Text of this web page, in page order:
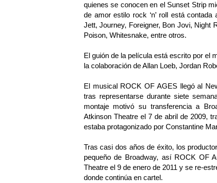
quienes se conocen en el Sunset Strip
de amor estilo rock ‘n’ roll está
Jett, Journey, Foreigner, Bon Jovi, Night
Poison, Whitesnake, entre otros.
El guión de la película está escrito por el
la colaboración de Allan Loeb, Jordan
El musical ROCK OF AGES llegó al
tras representarse durante siete
montaje motivó su transferencia a
Atkinson Theatre el 7 de abril de 2009,
estaba protagonizado por Constantine
Tras casi dos años de éxito, los
pequeño de Broadway, así ROCK OF
Theatre el 9 de enero de 2011 y se re-
donde continúa en cartel.